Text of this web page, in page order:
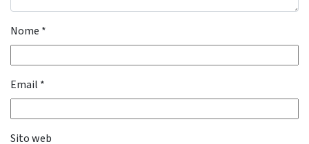
Nome *
Email *
Sito web